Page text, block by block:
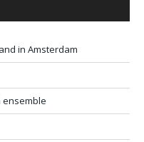
in Amsterdam
ensemble